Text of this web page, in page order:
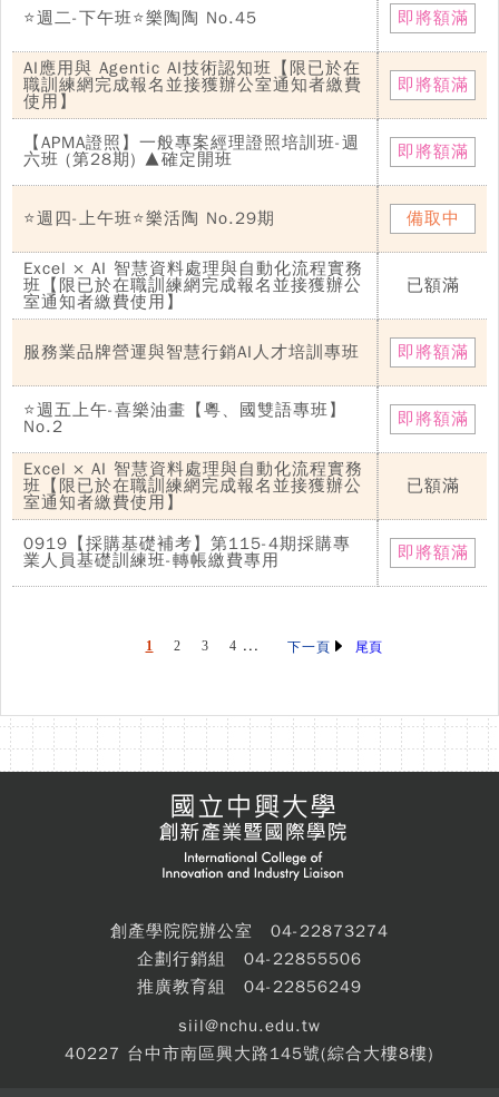
⭐週二-下午班⭐樂陶陶 No.45 即將額滿
AI應用與 Agentic AI技術認知班【限已於在
職訓練網完成報名並接獲辦公室通知者繳費
使用】
即將額滿
【APMA證照】一般專案經理證照培訓班-週
六班 (第28期) ▲確定開班
即將額滿
⭐週四-上午班⭐樂活陶 No.29期 備取中
Excel × AI 智慧資料處理與自動化流程實務
班【限已於在職訓練網完成報名並接獲辦公
室通知者繳費使用】
已額滿
服務業品牌營運與智慧行銷AI人才培訓專班 即將額滿
⭐週五上午-喜樂油畫【粵、國雙語專班】
No.2
即將額滿
Excel × AI 智慧資料處理與自動化流程實務
班【限已於在職訓練網完成報名並接獲辦公
室通知者繳費使用】
已額滿
0919【採購基礎補考】第115-4期採購專
業人員基礎訓練班-轉帳繳費專用
即將額滿
1 2 3 4 ... 下一頁 尾頁
創產學院院辦公室 04-22873274
企劃行銷組 04-22855506
推廣教育組 04-22856249
siil@nchu.edu.tw
40227 台中市南區興大路145號(綜合大樓8樓)